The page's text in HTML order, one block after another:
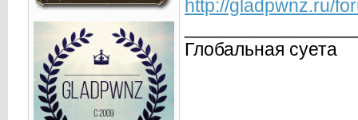
http://gladpwnz.ru/
Глобальная суета